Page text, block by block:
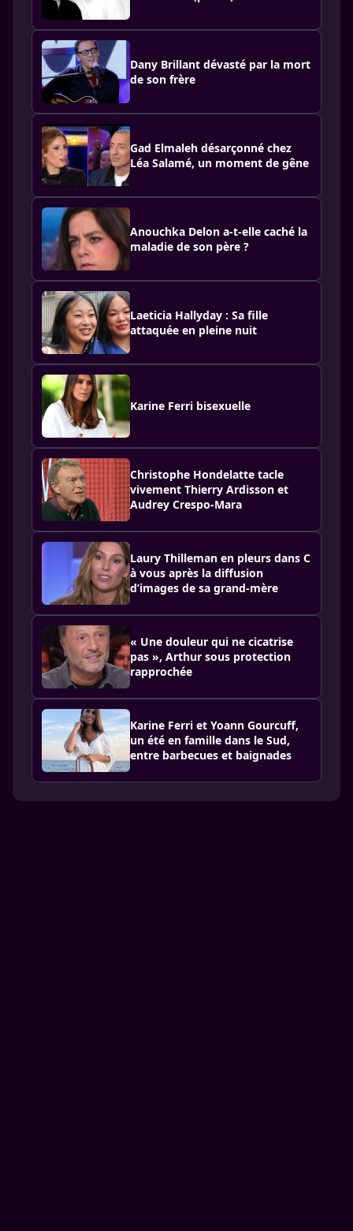
Dany Brillant dévasté par la mort
de son frère
Gad Elmaleh désarçonné chez
Léa Salamé, un moment de gêne
Anouchka Delon a-t-elle caché la
maladie de son père ?
Laeticia Hallyday : Sa fille
attaquée en pleine nuit
Karine Ferri bisexuelle
Christophe Hondelatte tacle
vivement Thierry Ardisson et
Audrey Crespo-Mara
Laury Thilleman en pleurs dans C
à vous après la diffusion
d’images de sa grand-mère
« Une douleur qui ne cicatrise
pas », Arthur sous protection
rapprochée
Karine Ferri et Yoann Gourcuff,
un été en famille dans le Sud,
entre barbecues et baignades